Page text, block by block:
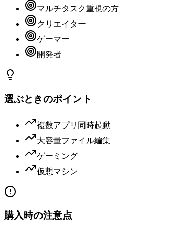
マルチタスク重視の方
クリエイター
ゲーマー
開発者
選ぶときのポイント
複数アプリ同時起動
大容量ファイル編集
ゲーミング
仮想マシン
購入時の注意点